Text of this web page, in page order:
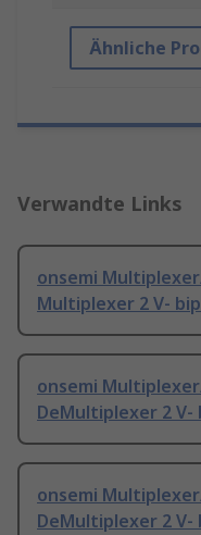
Ähnliche
Verwandte Links
onsemi
Multiplexer 2 V-
onsemi
DeMultiplexer 2 V-
onsemi
DeMultiplexer 2 V-